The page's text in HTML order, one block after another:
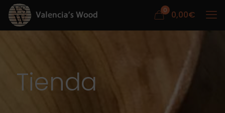
0 0,00€
Tienda